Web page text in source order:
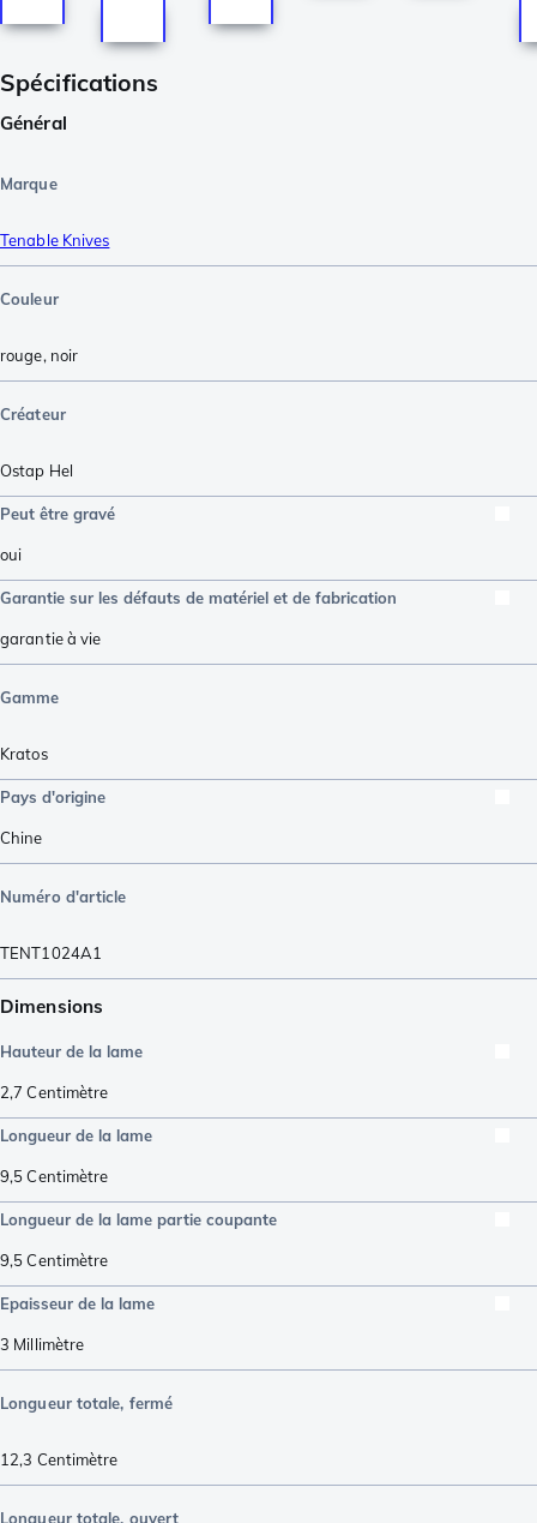
Spécifications
Général
Marque
Tenable Knives
Couleur
rouge, noir
Créateur
Ostap Hel
Peut être gravé
oui
Garantie sur les défauts de matériel et de fabrication
garantie à vie
Gamme
Kratos
Pays d'origine
Chine
Numéro d'article
TENT1024A1
Dimensions
Hauteur de la lame
2,7 Centimètre
Longueur de la lame
9,5Centimètre
Longueur de la lame partie coupante
9,5Centimètre
Epaisseur de la lame
3 Millimètre
Longueur totale, fermé
12,3 Centimètre
Longueur totale, ouvert